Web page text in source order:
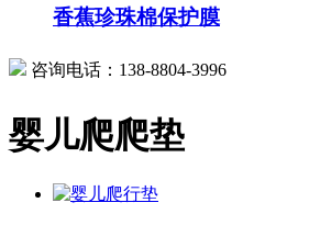
香蕉珍珠棉保护膜
咨询电话： 138-8804-3996
婴儿爬爬垫